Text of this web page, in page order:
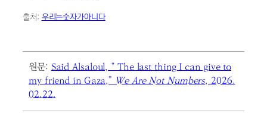
출처:우리는숫자가아니다
원문:Said Alsaloul, “ The last thing I can give to
my friend in Gaza,”We Are Not Numbers, 2026.
02.22.